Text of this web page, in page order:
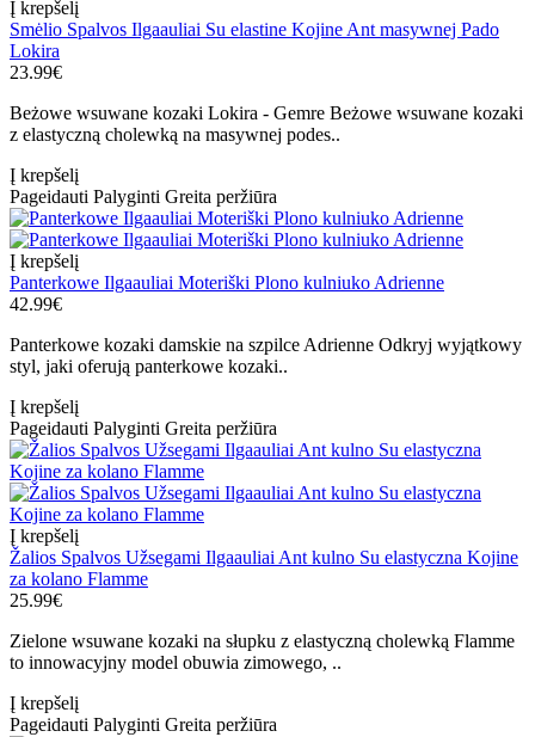
Į krepšelį
Smėlio Spalvos Ilgaauliai Su elastine Kojine Ant masywnej Pado
Lokira
23.99€
Beżowe wsuwane kozaki Lokira - Gemre Beżowe wsuwane kozaki
z elastyczną cholewką na masywnej podes..
Į krepšelį
Pageidauti Palyginti Greita peržiūra
Į krepšelį
Panterkowe Ilgaauliai Moteriški Plono kulniuko Adrienne
42.99€
Panterkowe kozaki damskie na szpilce Adrienne Odkryj wyjątkowy
styl, jaki oferują panterkowe kozaki..
Į krepšelį
Pageidauti Palyginti Greita peržiūra
Į krepšelį
Žalios Spalvos Užsegami Ilgaauliai Ant kulno Su elastyczna Kojine
za kolano Flamme
25.99€
Zielone wsuwane kozaki na słupku z elastyczną cholewką Flamme
to innowacyjny model obuwia zimowego, ..
Į krepšelį
Pageidauti Palyginti Greita peržiūra